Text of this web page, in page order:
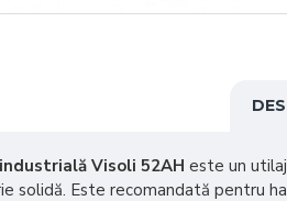
Visoli 52AH este un
solidă. Este recomandată pentru